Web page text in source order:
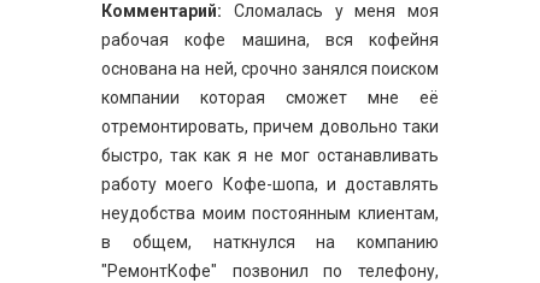
Комментарий: Сломалась у меня моя
рабочая кофе машина, вся кофейня
основана на ней, срочно занялся поиском
компании которая сможет мне её
отремонтировать, причем довольно таки
быстро, так как я не мог останавливать
работу моего Кофе-шопа, и доставлять
неудобства моим постоянным клиентам,
в общем, наткнулся на компанию
"РемонтКофе" позвонил по телефону,